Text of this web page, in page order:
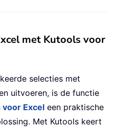
met Kutools voor
selecties met
uitvoeren, is de functie
voor Excel een praktische
Met Kutools keert